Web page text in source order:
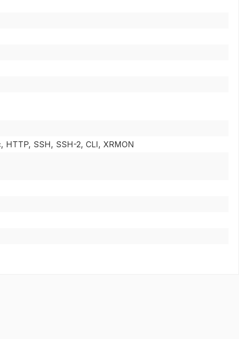
HTTP, SSH, SSH-2, CLI, XRMON